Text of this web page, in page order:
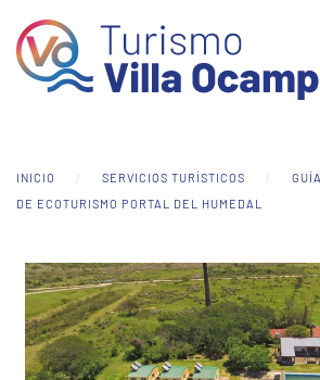
Skip to main content
INICIO SERVICIOS TURÍSTICOS
DE ECOTURISMO PORTAL DEL HUMEDAL